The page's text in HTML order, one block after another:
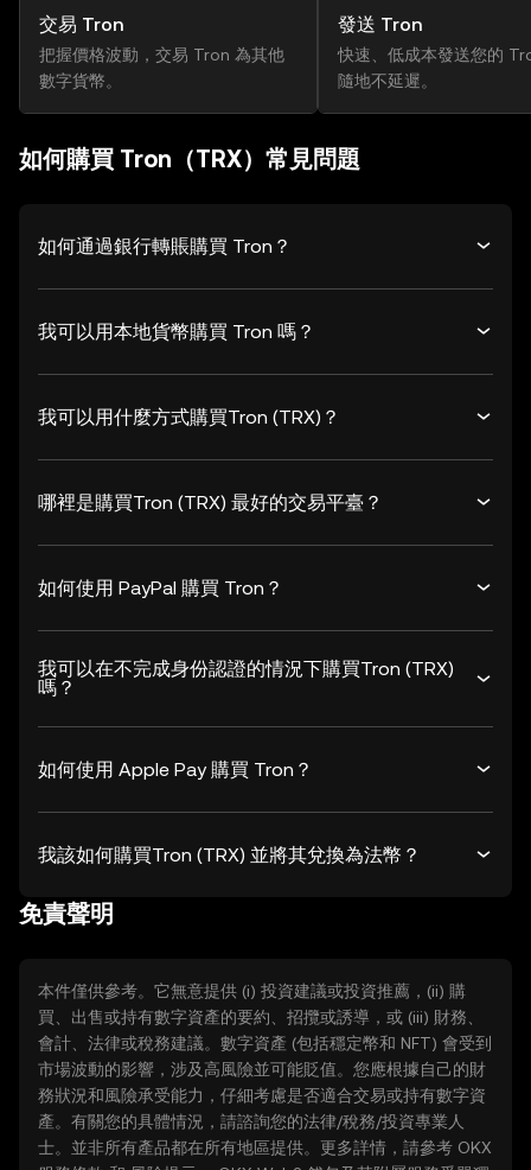
交易 Tron
把握價格波動，交易 Tron 為其他
數字貨幣。
發送 Tron
快速、低成本發送您的
隨地不延遲。
如何購買 Tron（TRX）常見問題
如何通過銀行轉賬購買 Tron？
我可以用本地貨幣購買 Tron 嗎？
我可以用什麼方式購買Tron (TRX)？
哪裡是購買Tron (TRX) 最好的交易平臺？
如何使用 PayPal 購買 Tron？
我可以在不完成身份認證的情況下購買Tron (TRX)
嗎？
如何使用 Apple Pay 購買 Tron？
我該如何購買Tron (TRX) 並將其兌換為法幣？
免責聲明
本件僅供參考。它無意提供 (i) 投資建議或投資推薦，(ii) 購
買、出售或持有數字資產的要約、招攬或誘導，或 (iii) 財務、
會計、法律或稅務建議。數字資產 (包括穩定幣和 NFT) 會受到
市場波動的影響，涉及高風險並可能貶值。您應根據自己的財
務狀況和風險承受能力，仔細考慮是否適合交易或持有數字資
產。有關您的具體情況，請諮詢您的法律/稅務/投資專業人
士。並非所有產品都在所有地區提供。更多詳情，請參考 OKX